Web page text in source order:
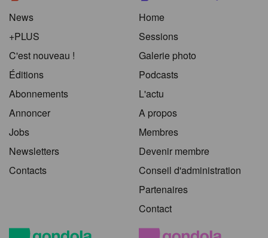
News
+PLUS
C'est nouveau !
Éditions
Abonnements
Annoncer
Jobs
Newsletters
Contacts
Home
Sessions
Galerie photo
Podcasts
L'actu
A propos
Membres
Devenir membre
Conseil d'administration
Partenaires
Contact